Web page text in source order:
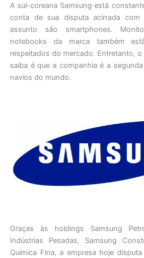
A sul-coreana Samsung está
conta de sua disputa acirrada
assunto são smartphones.
notebooks da marca também
respeitados do mercado. Entretanto,
saiba é que a companhia é a
navios do mundo.
Graças às holdings Samsung
Indústrias Pesadas, Samsung
Química Fina, a empresa hoje